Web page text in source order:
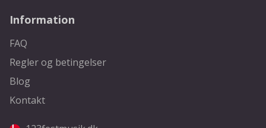
Information
FAQ
Regler og betingelser
Blog
Kontakt